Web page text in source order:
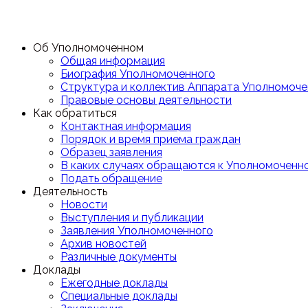
Об Уполномоченном
Общая информация
Биография Уполномоченного
Структура и коллектив Аппарата
Правовые основы деятельности
Как обратиться
Контактная информация
Порядок и время приема граждан
Образец заявления
В каких случаях обращаются к
Подать обращение
Деятельность
Новости
Выступления и публикации
Заявления Уполномоченного
Архив новостей
Различные документы
Доклады
Ежегодные доклады
Специальные доклады